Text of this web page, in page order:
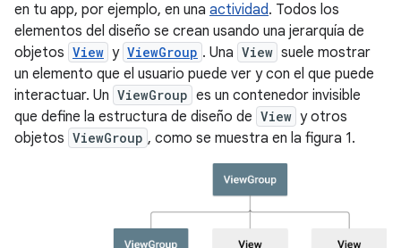
en tu app, por ejemplo, en una actividad. Todos los
elementos del diseño se crean usando una jerarquía de
objetos View y ViewGroup . Una View suele mostrar
un elemento que el usuario puede ver y con el que puede
interactuar. Un ViewGroup es un contenedor invisible
que define la estructura de diseño de View y otros
objetos ViewGroup , como se muestra en la figura 1.